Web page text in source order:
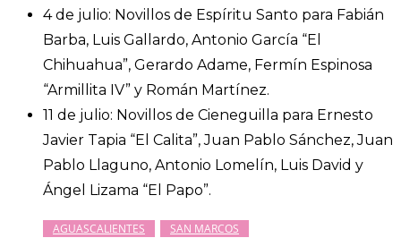
4 de julio: Novillos de Espíritu Santo para Fabián
Barba, Luis Gallardo, Antonio García “El
Chihuahua”, Gerardo Adame, Fermín Espinosa
“Armillita IV” y Román Martínez.
11 de julio: Novillos de Cieneguilla para Ernesto
Javier Tapia “El Calita”, Juan Pablo Sánchez, Juan
Pablo Llaguno, Antonio Lomelín, Luis David y
Ángel Lizama “El Papo”.
AGUASCALIENTES SAN MARCOS